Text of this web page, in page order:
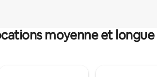
moyenne et